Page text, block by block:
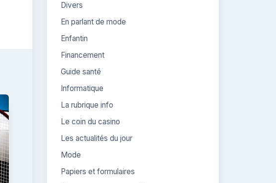
Divers
En parlant de mode
Enfantin
Financement
Guide santé
Informatique
La rubrique info
Le coin du casino
Les actualités du jour
Mode
Papiers et formulaires